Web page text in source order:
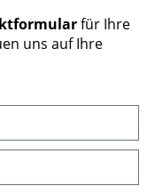
für Ihre
uns auf Ihre